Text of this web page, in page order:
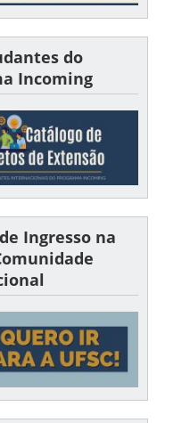
do
Incoming
Ingresso na